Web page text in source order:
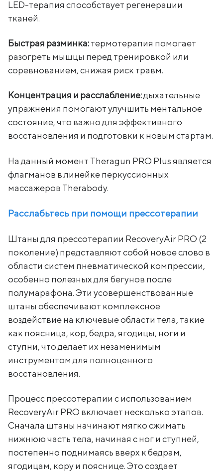
LED-терапия способствует регенерации
тканей.
Быстрая разминка:термотерапия помогает
разогреть мышцы перед тренировкой или
соревнованием, снижая риск травм.
Концентрация и расслабление:дыхательные
упражнения помогают улучшить ментальное
состояние, что важно для эффективного
восстановления и подготовки к новым стартам.
На данный момент Theragun PRO Plus является
флагманов в линейке перкуссионных
массажеров Therabody.
Расслабьтесь при помощи прессотерапии
Штаны для прессотерапии RecoveryAir PRO (2
поколение) представляют собой новое слово в
области систем пневматической компрессии,
особенно полезных для бегунов после
полумарафона. Эти усовершенствованные
штаны обеспечивают комплексное
воздействие на ключевые области тела, такие
как поясница, кор, бедра, ягодицы, ноги и
ступни, что делает их незаменимым
инструментом для полноценного
восстановления.
Процесс прессотерапии с использованием
RecoveryAir PRO включает несколько этапов.
Сначала штаны начинают мягко сжимать
нижнюю часть тела, начиная с ног и ступней,
постепенно поднимаясь вверх к бедрам,
ягодицам, кору и пояснице. Это создает